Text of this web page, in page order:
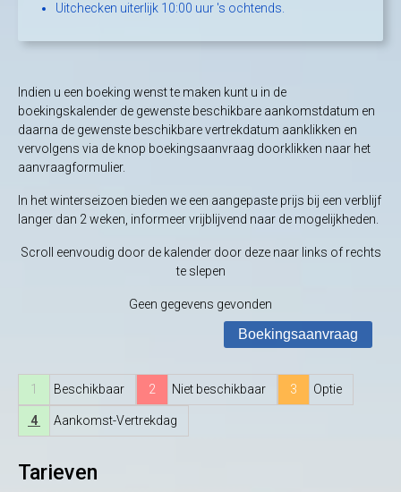
Uitchecken uiterlijk 10:00 uur 's ochtends.
Indien u een boeking wenst te maken kunt u in de
boekingskalender de gewenste beschikbare aankomstdatum en
daarna de gewenste beschikbare vertrekdatum aanklikken en
vervolgens via de knop boekingsaanvraag doorklikken naar het
aanvraagformulier.
In het winterseizoen bieden we een aangepaste prijs bij een verblijf
langer dan 2 weken, informeer vrijblijvend naar de mogelijkheden.
Scroll eenvoudig door de kalender door deze naar links of rechts
te slepen
Geen gegevens gevonden
1 Beschikbaar 2 Niet beschikbaar 3 Optie
4 Aankomst-Vertrekdag
Tarieven